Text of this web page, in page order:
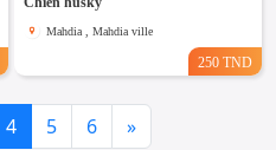
Mahdia , Mahdia ville
250 TND
4 5 6 »Next